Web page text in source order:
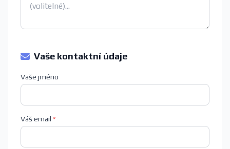
Vaše kontaktní údaje
Vaše jméno
Váš email *